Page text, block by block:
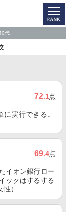
代
72.1点
実行できる。
69.4点
イオン銀行ロー
ックはするする
）